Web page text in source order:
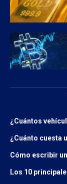
¿Cuántos
¿Cuánto cuesta
Cómo escribir
Los 10